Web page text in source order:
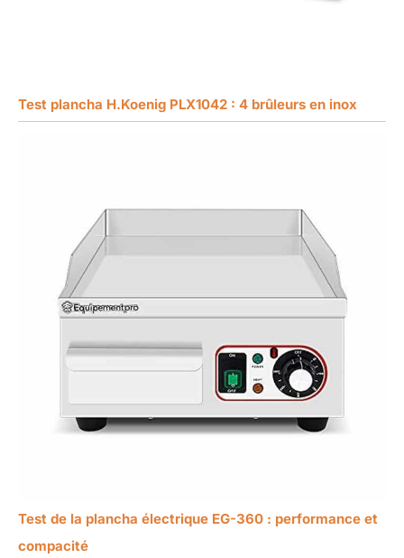
Test plancha H.Koenig PLX1042 : 4 brûleurs en inox
Test de la plancha électrique EG-360 : performance et
compacité